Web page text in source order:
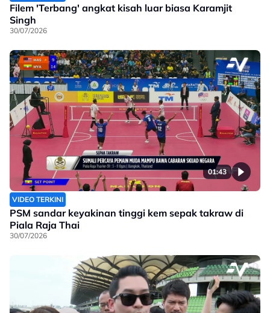
Filem 'Terbang' angkat kisah luar biasa Karamjit
Singh
30/07/2026
01:43
VIDEO TERKINI
PSM sandar keyakinan tinggi kem sepak takraw di
Piala Raja Thai
30/07/2026